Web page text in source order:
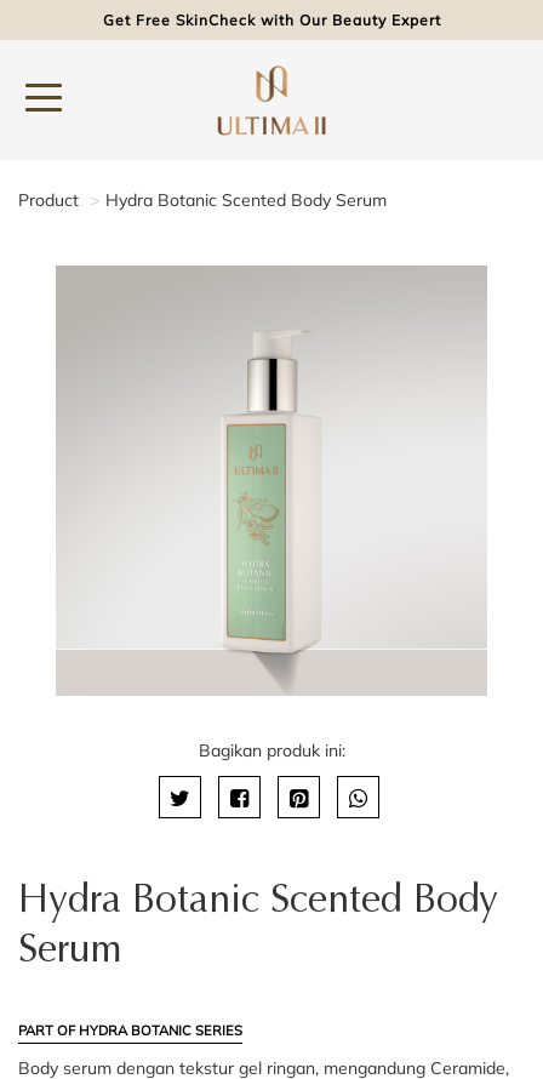
Get Free SkinCheck with Our Beauty Expert
Product Hydra Botanic Scented Body Serum
Bagikan produk ini:
Hydra Botanic Scented Body
Serum
PART OF HYDRA BOTANIC SERIES
Body serum dengan tekstur gel ringan, mengandung Ceramide,